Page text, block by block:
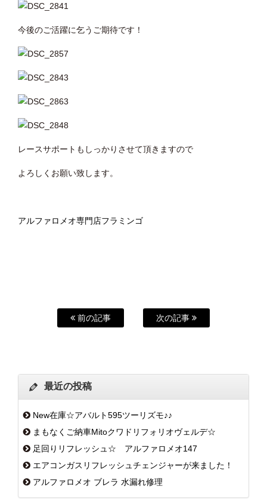
今後のご活躍に乞うご期待です！
レースサポートもしっかりさせて頂きますので
よろしくお願い致します。
アルファロメオ専門店フラミンゴ
前の記事 次の記事
最近の投稿
New在庫☆アバルト595ツーリズモ♪♪
まもなくご納車Mitoクワドリフォリオヴェルデ☆
足回りリフレッシュ☆ アルファロメオ147
エアコンガスリフレッシュチェンジャーが来ました！
アルファロメオ ブレラ 水漏れ修理